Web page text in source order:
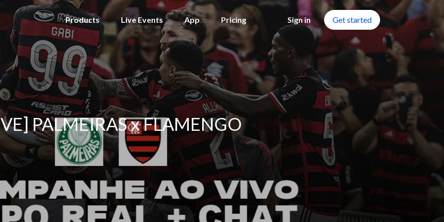
Products Live Events App Pricing Sign in Get started
PALMEIRAS x FLAMENGO